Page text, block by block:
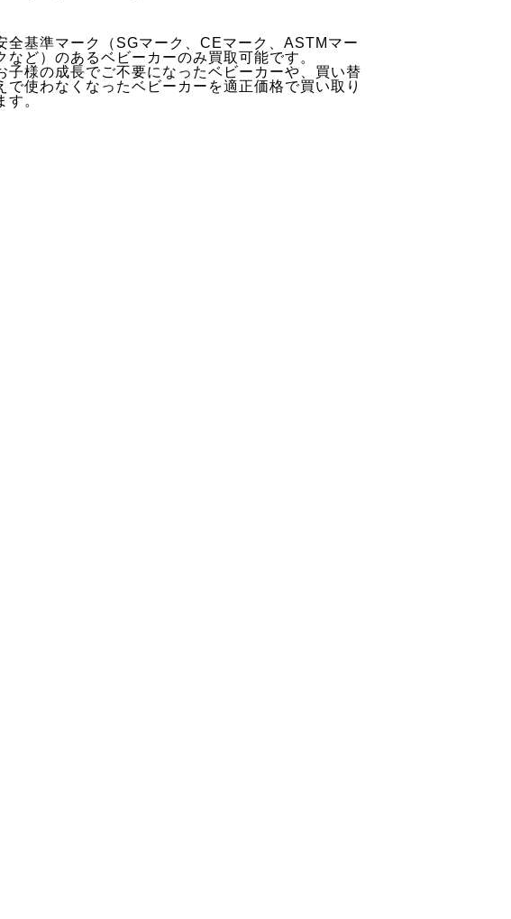
全基準マーク（SGマーク、CEマーク、ASTMマー
など）のあるベビーカーのみ買取可能です。
子様の成長でご不要になったベビーカーや、買い替
で使わなくなったベビーカーを適正価格で買い取り
す。